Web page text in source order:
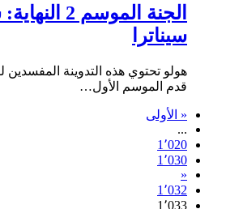
الجنة
سيناترا
هولو تحتوي هذه التدوينة المفسدين
قدم الموسم الأول…
« الأولى
...
1٬020
1٬030
«
1٬032
1٬033